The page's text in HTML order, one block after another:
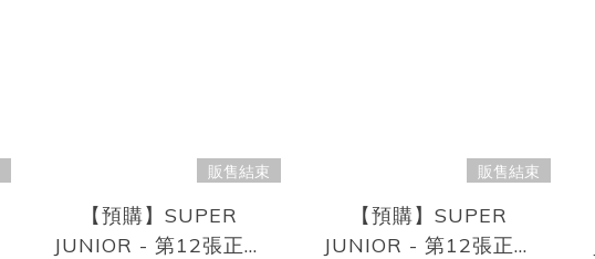
販售結束
【預購】SUPER
JUNIOR - 第12張正規
販售結束
【預購】SUPER
JUNIOR - 第12張正規